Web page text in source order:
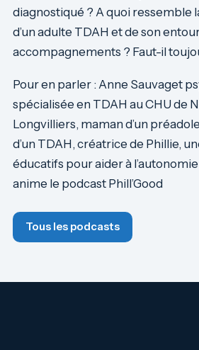
diagnostiqué ? A quoi ressemble
d’un adulte TDAH et de son
accompagnements ? Faut-il
Pour en parler : Anne Sauvaget
spécialisée en TDAH au CHU de
Longvilliers, maman d’un
d’un TDAH, créatrice de Phillie,
éducatifs pour aider à
anime le podcast Phill’Good
Tous les podcasts